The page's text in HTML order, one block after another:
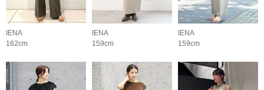
IENA
162cm
IENA
159cm
IENA
159cm